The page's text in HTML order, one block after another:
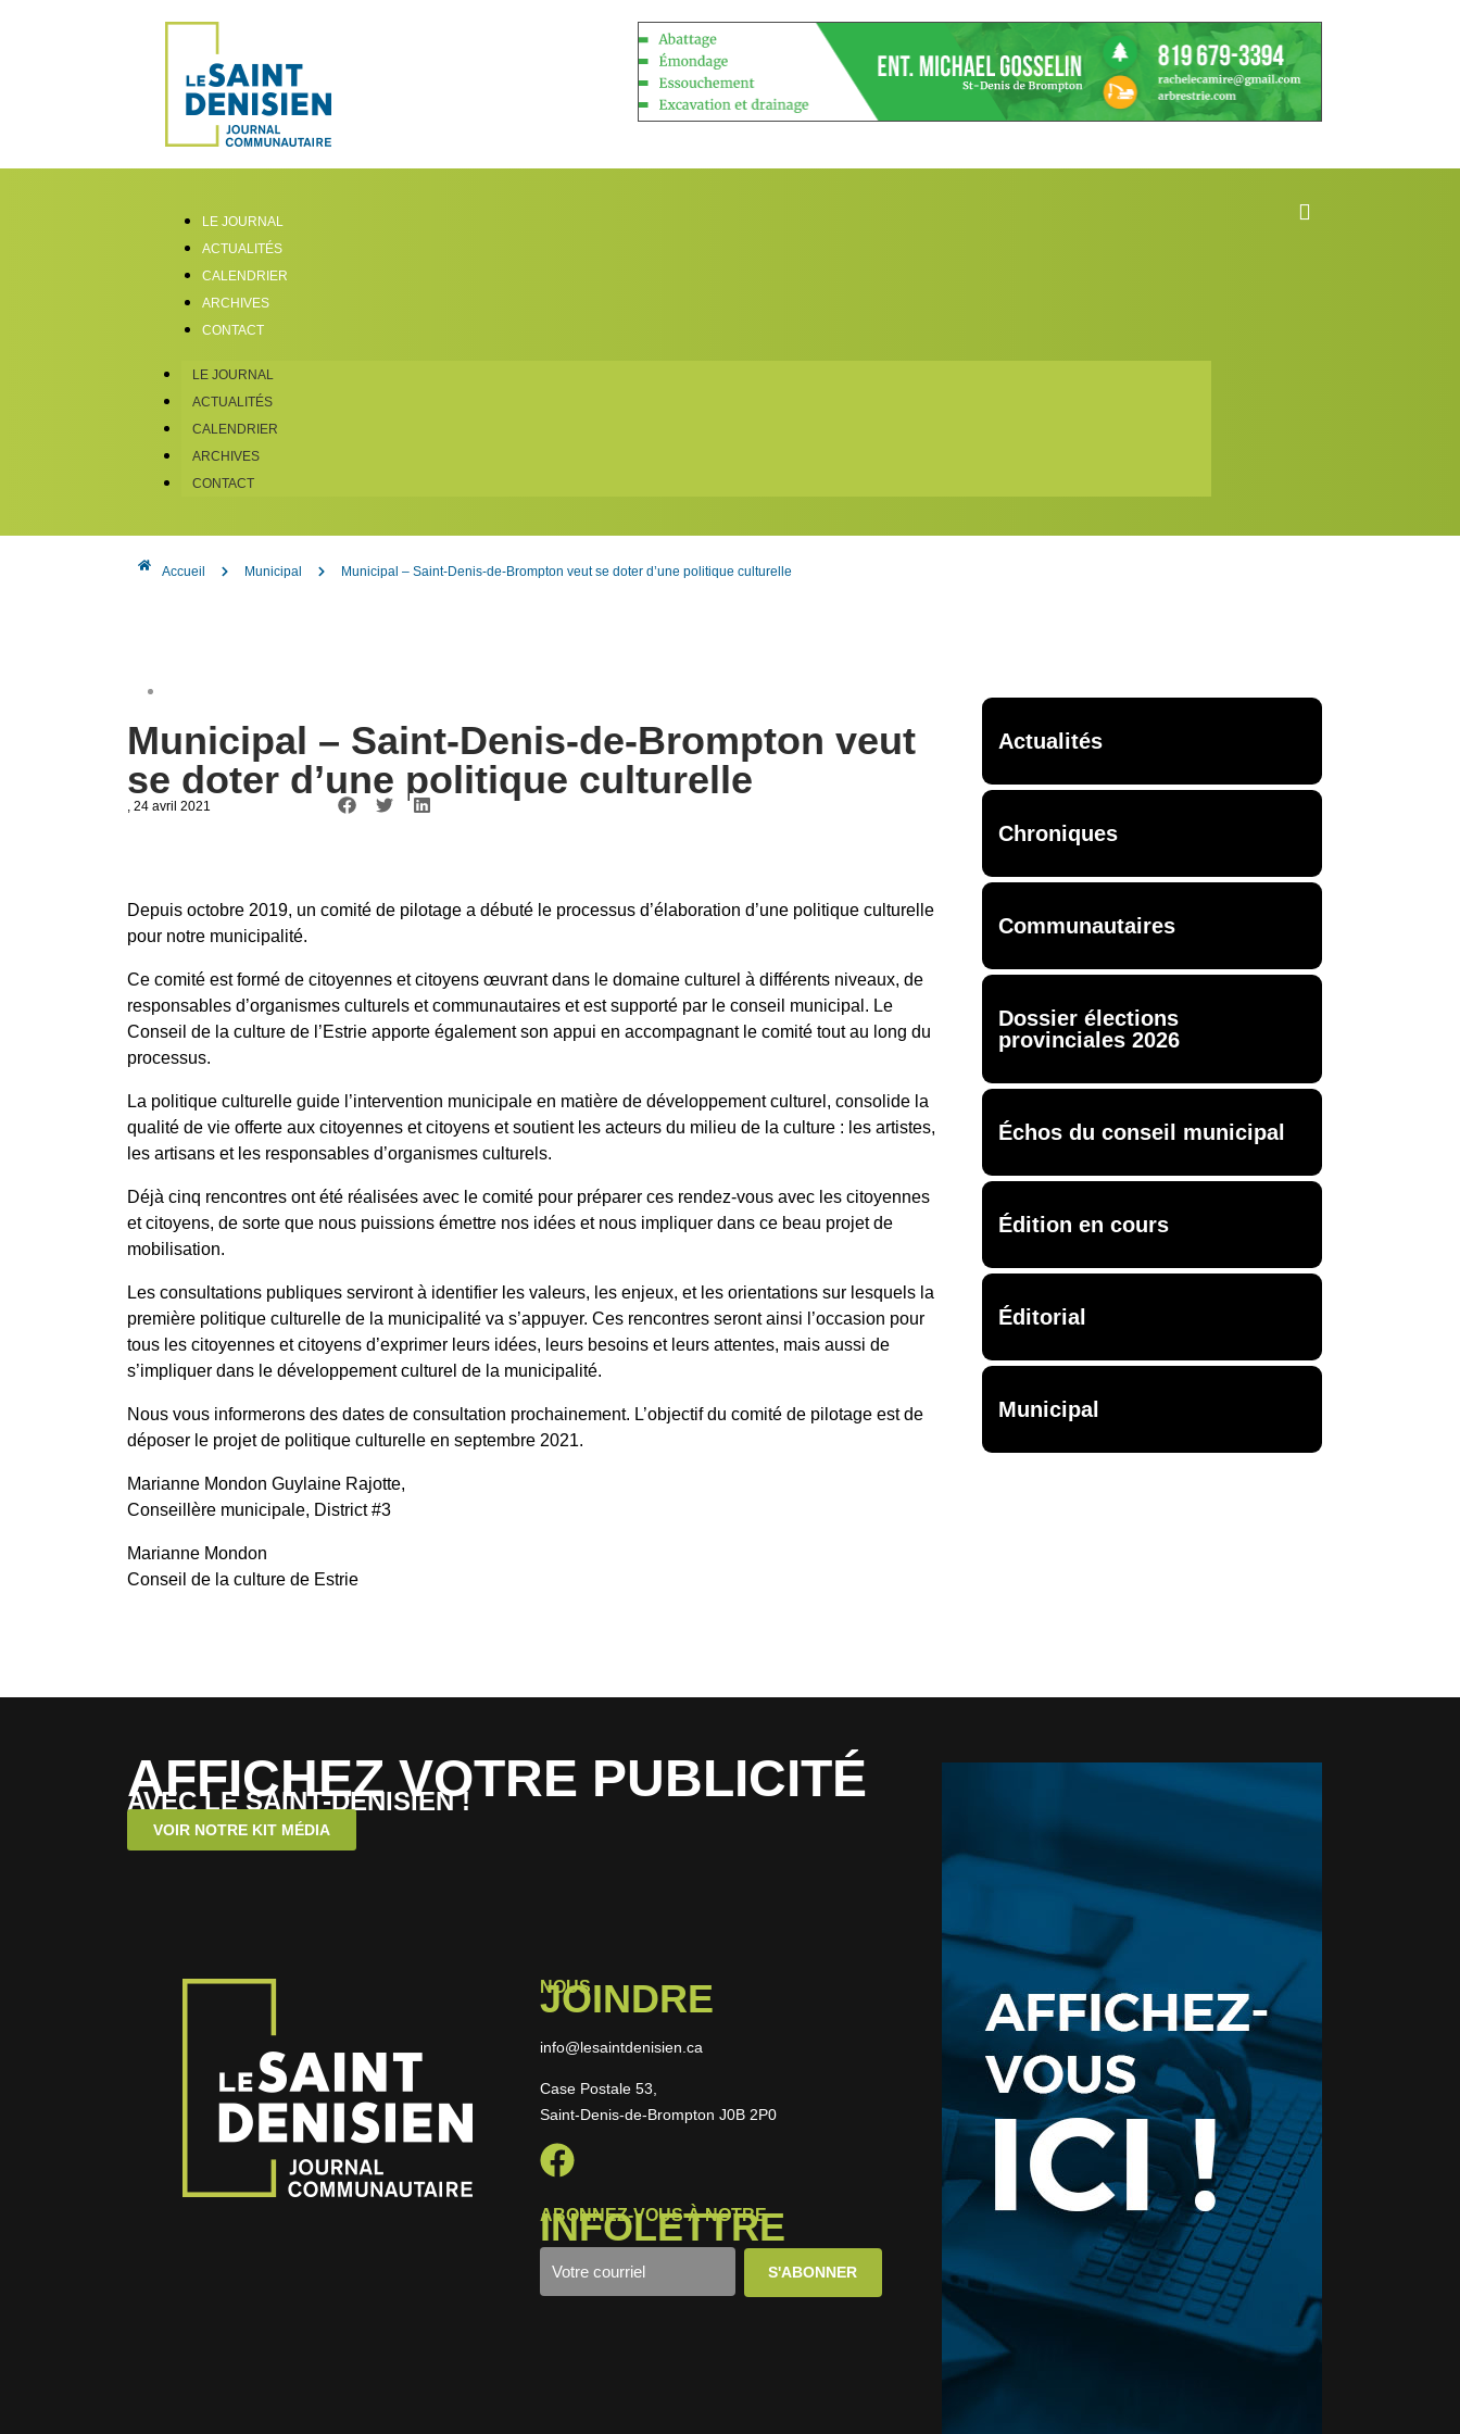
LE JOURNAL
ACTUALITÉS
CALENDRIER
ARCHIVES
CONTACT
LE JOURNAL
ACTUALITÉS
CALENDRIER
ARCHIVES
CONTACT
Accueil Municipal Municipal – Saint-Denis-de-Brompton veut se doter d’une politique culturelle
Municipal – Saint-Denis-de-Brompton veut
se doter d’une politique culturelle
, 24 avril 2021
Depuis octobre 2019, un comité de pilotage a débuté le processus d’élaboration d’une politique culturelle
pour notre municipalité.
Ce comité est formé de citoyennes et citoyens œuvrant dans le domaine culturel à différents niveaux, de
responsables d’organismes culturels et communautaires et est supporté par le conseil municipal. Le
Conseil de la culture de l’Estrie apporte également son appui en accompagnant le comité tout au long du
processus.
La politique culturelle guide l’intervention municipale en matière de développement culturel, consolide la
qualité de vie offerte aux citoyennes et citoyens et soutient les acteurs du milieu de la culture : les artistes,
les artisans et les responsables d’organismes culturels.
Déjà cinq rencontres ont été réalisées avec le comité pour préparer ces rendez-vous avec les citoyennes
et citoyens, de sorte que nous puissions émettre nos idées et nous impliquer dans ce beau projet de
mobilisation.
Les consultations publiques serviront à identifier les valeurs, les enjeux, et les orientations sur lesquels la
première politique culturelle de la municipalité va s’appuyer. Ces rencontres seront ainsi l’occasion pour
tous les citoyennes et citoyens d’exprimer leurs idées, leurs besoins et leurs attentes, mais aussi de
s’impliquer dans le développement culturel de la municipalité.
Nous vous informerons des dates de consultation prochainement. L’objectif du comité de pilotage est de
déposer le projet de politique culturelle en septembre 2021.
Marianne Mondon Guylaine Rajotte,
Conseillère municipale, District #3
Marianne Mondon
Conseil de la culture de Estrie
Actualités
Chroniques
Communautaires
Dossier élections
provinciales 2026
Échos du conseil municipal
Édition en cours
Éditorial
Municipal
AFFICHEZ VOTRE PUBLICITÉ
AVEC LE SAINT-DENISIEN !
VOIR NOTRE KIT MÉDIA
NOUS
JOINDRE
info@lesaintdenisien.ca
Case Postale 53,
Saint-Denis-de-Brompton J0B 2P0
ABONNEZ-VOUS À NOTRE
INFOLETTRE